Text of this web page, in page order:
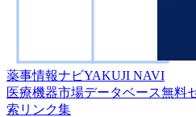
薬事情報ナビYAKUJI NAVI
医療機器市場データベース無料
索 リンク集